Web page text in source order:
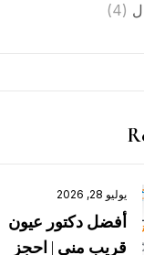
(4)
يوليو 28, 2026
أفضل دكتور عيون
قريب مني | احجز